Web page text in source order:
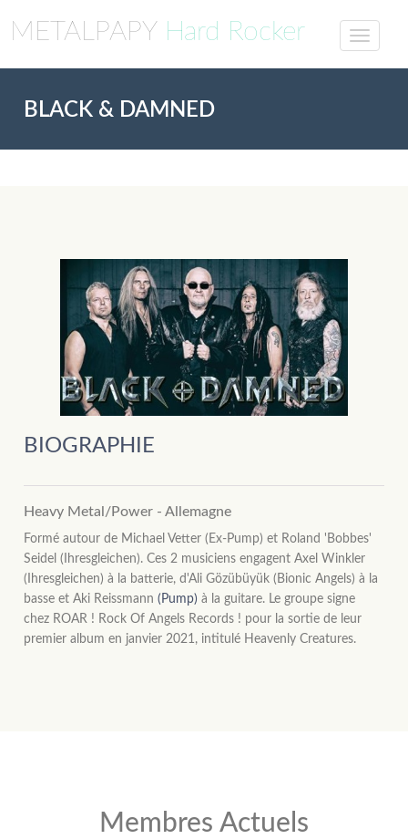
METALPAPY Hard Rocker
BLACK & DAMNED
BIOGRAPHIE
Heavy Metal/Power - Allemagne
Formé autour de Michael Vetter (Ex-Pump) et Roland 'Bobbes'
Seidel (Ihresgleichen). Ces 2 musiciens engagent Axel Winkler
(Ihresgleichen) à la batterie, d'Ali Gözübüyük (Bionic Angels) à la
basse et Aki Reissmann(Pump) à la guitare. Le groupe signe
chez ROAR ! Rock Of Angels Records ! pour la sortie de leur
premier album en janvier 2021, intitulé Heavenly Creatures.
Membres Actuels